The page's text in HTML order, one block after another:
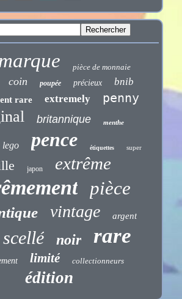
pièce de monnaie
coin poupée précieux bnib
rare extremely penny
britannique menthe
lego pence étiquettes super
japon extrême
pièce
vintage argent
scellé noir rare
limité collectionneurs
édition